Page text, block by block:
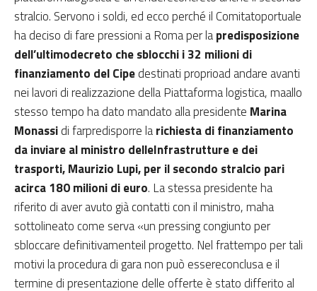
stralcio. Servono i soldi, ed ecco perché il Comitatoportuale
ha deciso di fare pressioni a Roma per lapredisposizione
dell’ultimodecreto che sblocchi i 32 milioni di
finanziamento del Cipedestinati proprioad andare avanti
nei lavori di realizzazione della Piattaforma logistica, maallo
stesso tempo ha dato mandato alla presidente Marina
Monassidi farpredisporre larichiesta di finanziamento
da inviare al ministro delleInfrastrutture e dei
trasporti, Maurizio Lupi, per il secondo stralcio pari
acirca 180 milioni di euro. La stessa presidente ha
riferito di aver avuto già contatti con il ministro, maha
sottolineato come serva «un pressing congiunto per
sbloccare definitivamenteil progetto. Nel frattempo per tali
motivi la procedura di gara non può essereconclusa e il
termine di presentazione delle offerte è stato differito al